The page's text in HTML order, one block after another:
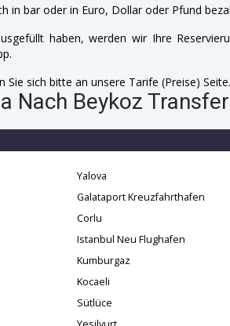
in bar oder in Euro, Dollar oder Pfund
haben, werden wir Ihre
sich bitte an unsere Tarife (Preise) Seite.
Nach Beykoz
Yalova
Galataport Kreuzfahrthafen
Corlu
Istanbul Neu Flughafen
Kumburgaz
Kocaeli
Sütlüce